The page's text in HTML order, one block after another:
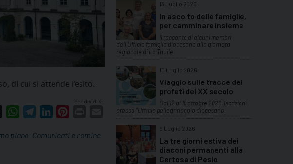
di cui si attende l’esito.
condividi su
ThreadsWhatsAppTelegramLinkedIn Email
Comunicati e nomine
piano
13 Luglio 2026
In ascolto delle famiglie,
per camminare insieme
Il racconto di alcuni membri
dell'Ufficio famiglia diocesano alla giornata
regionale di La Thuile
10 Luglio 2026
Viaggio sulle tracce dei
profeti del XX secolo
Dal 12 al 15 ottobre 2026. Iscrizioni
presso l'Ufficio pellegrinaggio diocesano.
6 Luglio 2026
La tre giorni estiva dei
diaconi permanenti alla
Certosa di Pesio